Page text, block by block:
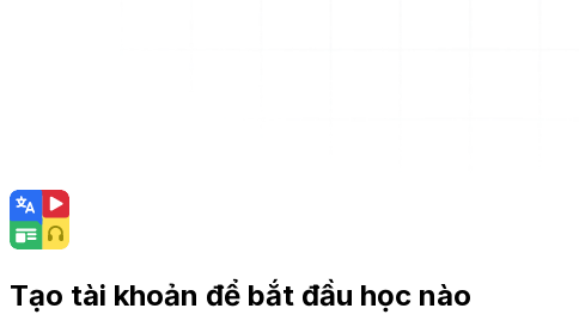
Tạo tài khoản để bắt đầu học nào